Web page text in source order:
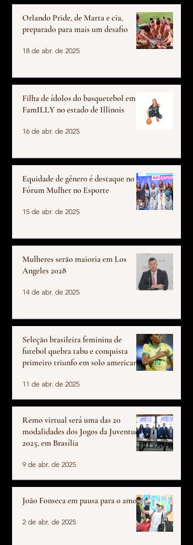
Orlando Pride, de Marta e cia,
preparado para mais um desafio
18 de abr. de 2025
Filha de ídolos do basquetebol em
FamILLY no estado de Illinois
16 de abr. de 2025
Equidade de gênero é destaque no
Fórum Mulher no Esporte
15 de abr. de 2025
Mulheres serão maioria em Los
Angeles 2028
14 de abr. de 2025
Seleção brasileira feminina de
futebol quebra tabu e conquista
primeiro triunfo em solo americano
11 de abr. de 2025
Remo virtual será uma das 20
modalidades dos Jogos da Juventude
2025, em Brasília
9 de abr. de 2025
João Fonseca em pausa para o amor
2 de abr. de 2025